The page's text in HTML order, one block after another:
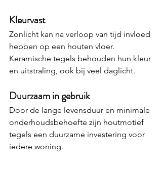
Kleurvast
Zonlicht kan na verloop van tijd invloed
hebben op een houten vloer.
Keramische tegels behouden hun kleur
en uitstraling, ook bij veel daglicht.
Duurzaam in gebruik
Door de lange levensduur en minimale
onderhoudsbehoefte zijn houtmotief
tegels een duurzame investering voor
iedere woning.